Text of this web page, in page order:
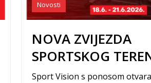
Novosti
NOVA ZVIJEZDA
SPORTSKOG
SHOP KNIN
Sport Vision s ponosom